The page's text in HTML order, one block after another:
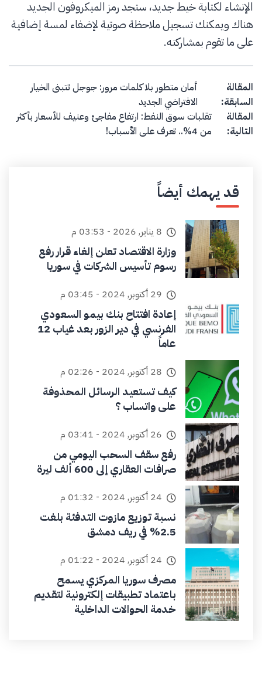
الإنشاء لكتابة خيط جديد، ستجد رمز الميكروفون الجديد
هناك ويمكنك تسجيل ملاحظة صوتية لإضفاء لمسة إضافية
على ما تقوم بمشاركته.
Post navigation
المقالة
السابقة:
أمان متطور بلا كلمات مرور: جوجل تتبنى الخيار
الافتراضي الجديد
المقالة
التالية:
تقلبات سوق النفط: ارتفاع مفاجئ وعنيف للأسعار بأكثر
من 4%.. تعرف على الأسباب!
قد يهمك أيضاً
8 يناير, 2026 - 03:53 م
وزارة الاقتصاد تعلن إلغاء قرار رفع
رسوم تأسيس الشركات في سوريا
29 أكتوبر, 2024 - 03:45 م
إعادة افتتاح بنك بيمو السعودي
الفرنسي في دير الزور بعد غياب 12
عاماً
28 أكتوبر, 2024 - 02:26 م
كيف تستعيد الرسائل المحذوفة
على واتساب ؟
26 أكتوبر, 2024 - 03:41 م
رفع سقف السحب اليومي من
صرافات العقاري إلى 600 ألف ليرة
24 أكتوبر, 2024 - 01:32 م
نسبة توزيع مازوت التدفئة بلغت
2.5% في ريف دمشق
24 أكتوبر, 2024 - 01:22 م
مصرف سوريا المركزي يسمح
باعتماد تطبيقات إلكترونية لتقديم
خدمة الحوالات الداخلية